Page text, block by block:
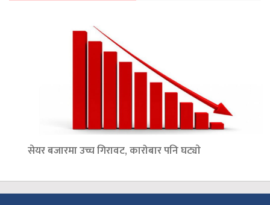
सेयर बजारमा उच्च गिरावट, कारोबार पनि घट्याे